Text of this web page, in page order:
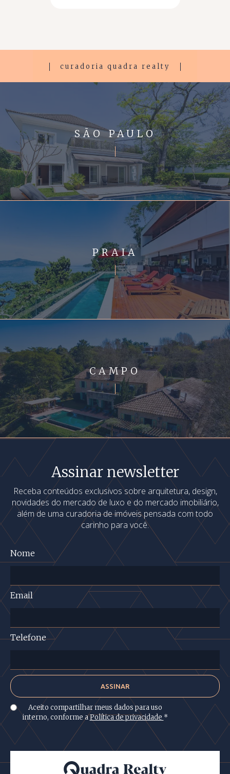
curadoria quadra realty
SÃO PAULO
PRAIA
CAMPO
Assinar newsletter
Receba conteúdos exclusivos sobre arquitetura, design,
novidades do mercado de luxo e do mercado imobiliário,
além de uma curadoria de imóveis pensada com todo
carinho para você.
Nome
Email
Telefone
Aceito compartilhar meus dados para uso
interno, conforme aPolítica de privacidade *